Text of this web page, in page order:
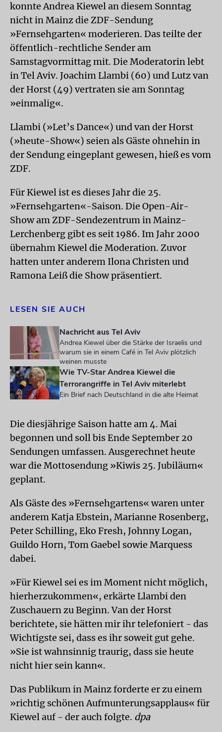
konnte Andrea Kiewel an diesem Sonntag
nicht in Mainz die ZDF-Sendung
»Fernsehgarten« moderieren. Das teilte der
öffentlich-rechtliche Sender am
Samstagvormittag mit. Die Moderatorin lebt
in Tel Aviv. Joachim Llambi (60) und Lutz van
der Horst (49) vertraten sie am Sonntag
»einmalig«.
Llambi (»Let’s Dance«) und van der Horst
(»heute-Show«) seien als Gäste ohnehin in
der Sendung eingeplant gewesen, hieß es vom
ZDF.
Für Kiewel ist es dieses Jahr die 25.
»Fernsehgarten«-Saison. Die Open-Air-
Show am ZDF-Sendezentrum in Mainz-
Lerchenberg gibt es seit 1986. Im Jahr 2000
übernahm Kiewel die Moderation. Zuvor
hatten unter anderem Ilona Christen und
Ramona Leiß die Show präsentiert.
LESEN SIE AUCH
Nachricht aus Tel Aviv
Andrea Kiewel über die Stärke der Israelis und
warum sie in einem Café in Tel Aviv plötzlich
weinen musste
Wie TV-Star Andrea Kiewel die
Terrorangriffe in Tel Aviv miterlebt
Ein Brief nach Deutschland in die alte Heimat
Die diesjährige Saison hatte am 4. Mai
begonnen und soll bis Ende September 20
Sendungen umfassen. Ausgerechnet heute
war die Mottosendung »Kiwis 25. Jubiläum«
geplant.
Als Gäste des »Fernsehgartens« waren unter
anderem Katja Ebstein, Marianne Rosenberg,
Peter Schilling, Eko Fresh, Johnny Logan,
Guildo Horn, Tom Gaebel sowie Marquess
dabei.
»Für Kiewel sei es im Moment nicht möglich,
hierherzukommen«, erkärte Llambi den
Zuschauern zu Beginn. Van der Horst
berichtete, sie hätten mir ihr telefoniert - das
Wichtigste sei, dass es ihr soweit gut gehe.
»Sie ist wahnsinnig traurig, dass sie heute
nicht hier sein kann«.
Das Publikum in Mainz forderte er zu einem
»richtig schönen Aufmunterungsapplaus« für
Kiewel auf - der auch folgte. dpa